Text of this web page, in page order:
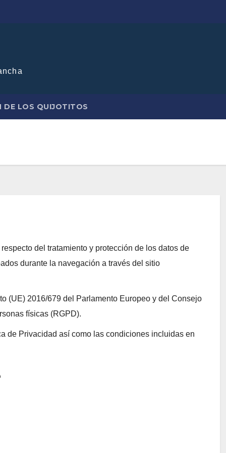
DE LOS QUIJOTITOS
del tratamiento y protección de los datos de
durante la navegación a través del sitio
(UE) 2016/679 del Parlamento Europeo y del Consejo
físicas (RGPD).
de Privacidad así como las condiciones incluidas en